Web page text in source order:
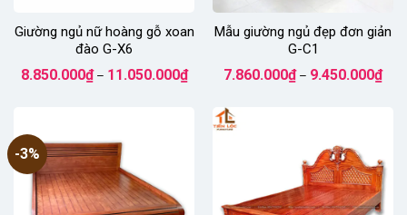
Giường ngủ nữ hoàng gỗ xoan
đào G-X6
8.850.000₫ – 11.050.000₫Khoảng
giá:
8.850.000₫
11.050.000₫
Mẫu giường ngủ đẹp đơn giản
G-C1
7.860.000₫ – 9.450.000₫giá:
-3%